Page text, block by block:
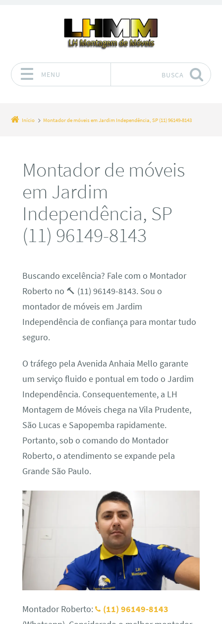
MENU BUSCA
Início Montador de móveis em Jardim Independência, SP (11) 96149-8143
Montador de móveis
em Jardim
Independência, SP
(11) 96149-8143
Buscando excelência? Fale com o Montador
Roberto no 🔨 (11) 96149-8143. Sou o
montador de móveis em Jardim
Independência de confiança para montar tudo
seguro.
O tráfego pela Avenida Anhaia Mello garante
um serviço fluido e pontual em todo o Jardim
Independência. Consequentemente, a LH
Montagem de Móveis chega na Vila Prudente,
São Lucas e Sapopemba rapidamente.
Portanto, sob o comando do Montador
Roberto, o atendimento se expande pela
Grande São Paulo.
Montador Roberto:
(11) 96149-8143